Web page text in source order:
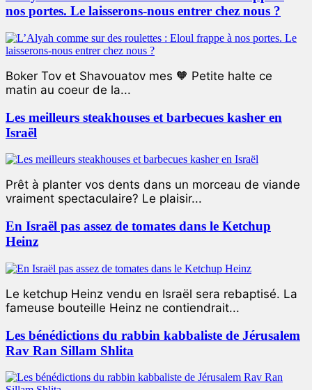
nos portes. Le laisserons-nous entrer chez nous ?
Boker Tov et Shavouatov mes 🧡 Petite halte ce
matin au coeur de la...
Les meilleurs steakhouses et barbecues kasher en
Israël
Prêt à planter vos dents dans un morceau de viande
vraiment spectaculaire? Le plaisir...
En Israël pas assez de tomates dans le Ketchup
Heinz
Le ketchup Heinz vendu en Israël sera rebaptisé. La
fameuse bouteille Heinz ne contiendrait...
Les bénédictions du rabbin kabbaliste de Jérusalem
Rav Ran Sillam Shlita